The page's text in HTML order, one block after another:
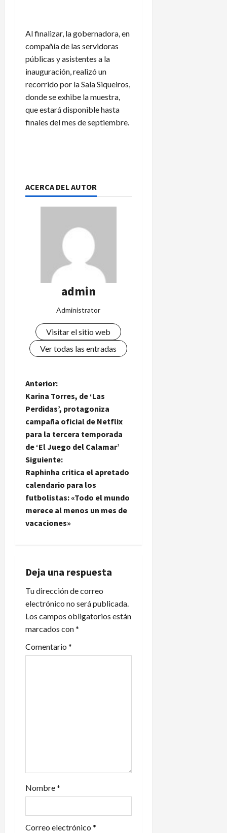
Al finalizar, la gobernadora, en
compañía de las servidoras
públicas y asistentes a la
inauguración, realizó un
recorrido por la Sala Siqueiros,
donde se exhibe la muestra,
que estará disponible hasta
finales del mes de septiembre.
ACERCA DEL AUTOR
admin
Administrator
Visitar el sitio web
Ver todas las entradas
N
a
v
e
g
a
c
n
d
e
e
a
s
Anterior:
Karina Torres, de ‘Las
Perdidas’, protagoniza
campaña oficial de Netflix
para la tercera temporada
de ‘El Juego del Calamar’
Siguiente:
Raphinha critica el apretado
calendario para los
futbolistas: «Todo el mundo
merece al menos un mes de
vacaciones»
Deja una respuesta
Tu dirección de correo
electrónico no será publicada.
Los campos obligatorios están
marcados con*
Comentario *
Nombre*
Correo electrónico *